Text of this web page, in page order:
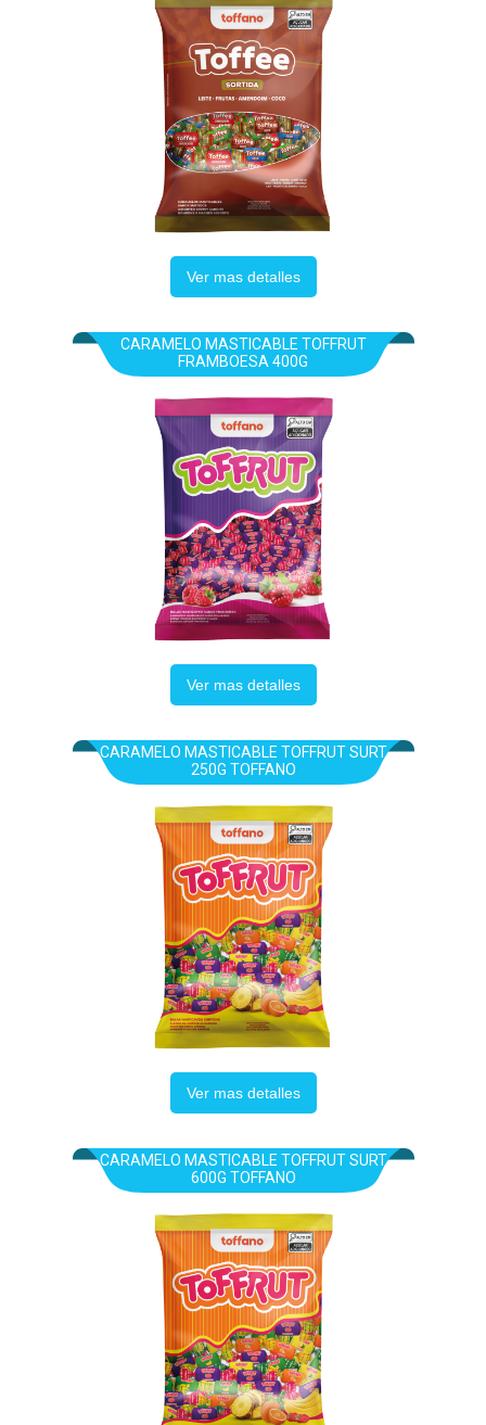
Ver mas detalles
CARAMELO MASTICABLE TOFFRUT
FRAMBOESA 400G
Ver mas detalles
CARAMELO MASTICABLE TOFFRUT SURT
250G TOFFANO
Ver mas detalles
CARAMELO MASTICABLE TOFFRUT SURT
600G TOFFANO